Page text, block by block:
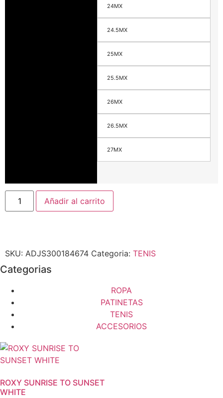
24MX
24.5MX
25MX
25.5MX
26MX
26.5MX
27MX
Añadir al carrito
SKU: ADJS300184674 Categoria: TENIS
Categorias
ROPA
PATINETAS
TENIS
ACCESORIOS
ROXY SUNRISE TO SUNSET
WHITE